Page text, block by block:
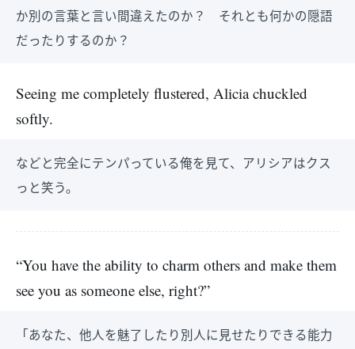
か別の言葉と言い間違えたのか？ それとも何かの隠語
だったりするのか？
Seeing me completely flustered, Alicia chuckled
softly.
などと完全にテンパっている俺を見て、アリシアはクス
っと笑う。
“You have the ability to charm others and make them
see you as someone else, right?”
「あなた、他人を魅了したり別人に見せたりできる能力